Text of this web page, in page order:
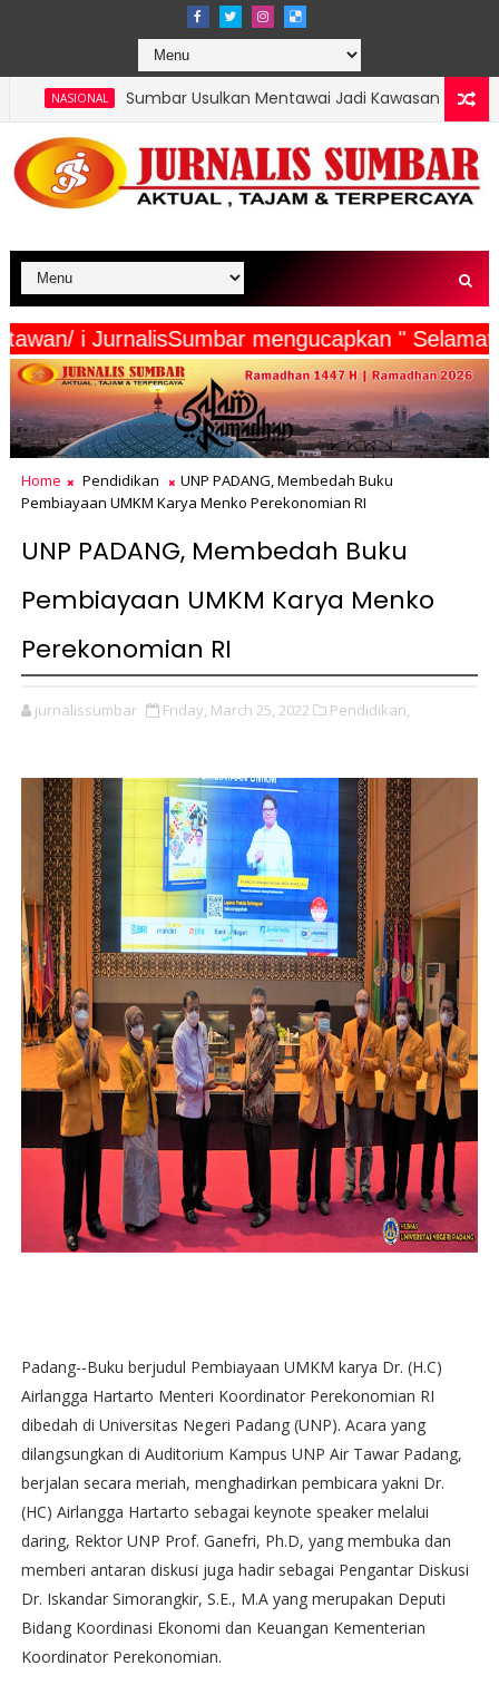
Usulkan Mentawai Jadi Kawasan Tambak Udang
Wartawan/ i JurnalisSumbar mengucapkan "
Home Pendidikan
UNP PADANG, Membedah Buku
Pembiayaan UMKM Karya Menko Perekonomian RI
UNP PADANG, Membedah Buku
Pembiayaan UMKM Karya Menko
Perekonomian RI
jurnalissumbar Friday, March 25, 2022 Pendidikan,
Padang--Buku berjudul Pembiayaan UMKM karya Dr. (H.C)
Airlangga Hartarto Menteri Koordinator Perekonomian RI
dibedah di Universitas Negeri Padang (UNP). Acara yang
dilangsungkan di Auditorium Kampus UNP Air Tawar Padang,
berjalan secara meriah, menghadirkan pembicara yakni Dr.
(HC) Airlangga Hartarto sebagai keynote speaker melalui
daring, Rektor UNP Prof. Ganefri, Ph.D, yang membuka dan
memberi antaran diskusi juga hadir sebagai Pengantar Diskusi
Dr. Iskandar Simorangkir, S.E., M.A yang merupakan Deputi
Bidang Koordinasi Ekonomi dan Keuangan Kementerian
Koordinator Perekonomian.